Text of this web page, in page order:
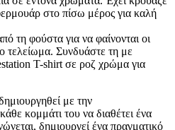
στο πίσω μέρος για καλή
τη φούστα για να φαίνονται οι
τελείωμα. Συνδυάστε τη με
T-shirt σε ροζ χρώμα για
με την
κομμάτι του να διαθέτει ένα
δημιουργεί ένα πραγματικό